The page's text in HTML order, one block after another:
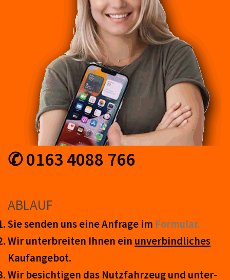
✆ 0163 4088 766
ABLAUF
Sie senden uns eine An­frage im Form­ular.
Wir unter­breiten Ihnen ein un­ver­bind­lich­es
Kauf­an­ge­bot.
Wir be­sicht­igen das Nutz­fahr­zeug und un­ter­